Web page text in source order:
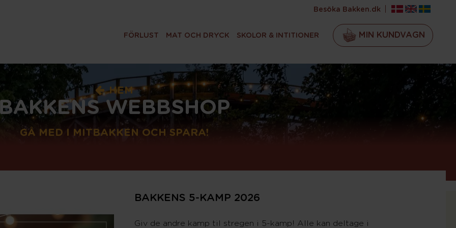
Språk
Besöka Bakken.dk
MIN KUNDVAGN
FÖRLUST MAT OCH DRYCK SKOLOR & INTITIONER
BAKKENS WEBBSHOP
GÅ MED I MITBAKKEN OCH SPARA!
HEM
BAKKENS 5-KAMP 2026
Giv de andre kamp til stregen i 5-kamp! Alle kan deltage i